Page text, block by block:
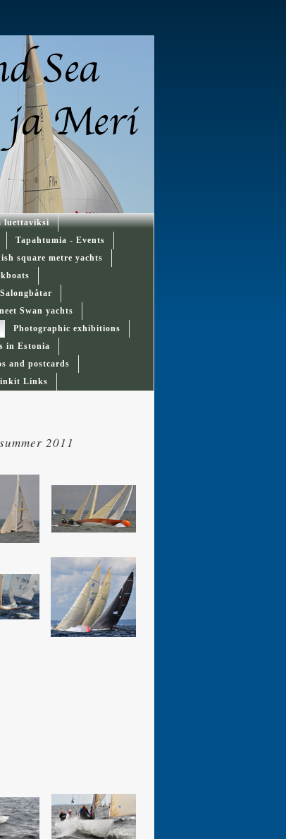
luettaviksi
Tapahtumia - Events
square metre yachts
Swan yachts
Photographic exhibitions
in Estonia
and postcards
Links
2011